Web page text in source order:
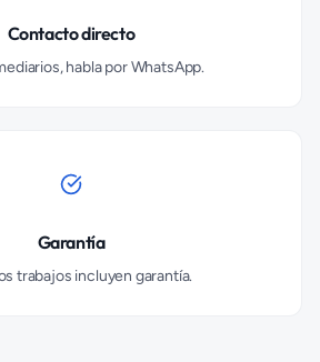
Contacto directo
habla por WhatsApp.
Garantía
trabajos incluyen garantía.